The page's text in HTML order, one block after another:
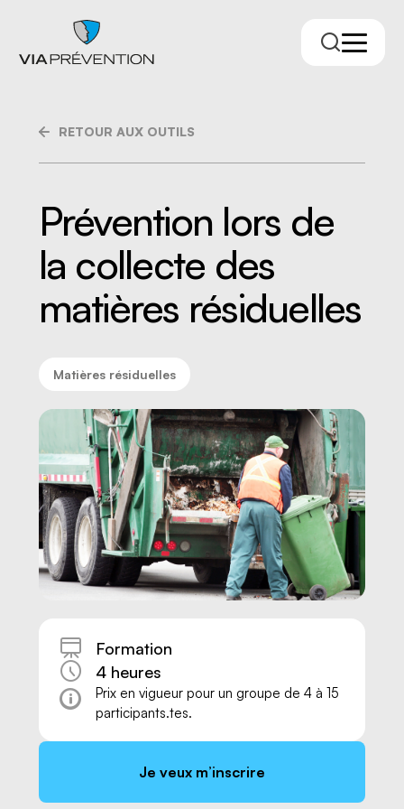
Trouver votre conseiller.ère
Nous joindre
RETOUR AUX OUTILS
Prévention lors de
la collecte des
matières résiduelles
Matières résiduelles
Formation
4 heures
Prix en vigueur pour un groupe de 4 à 15
participants.tes.
Je veux m’inscrire